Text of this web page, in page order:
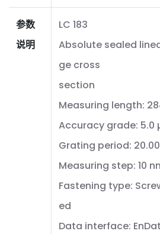
参数
说明
LC 183
Absolute sealed
ge cross
section
Measuring length:
Accuracy grade: 5.0
Grating period:
Measuring step: 10
Fastening type:
ed
Data interface: